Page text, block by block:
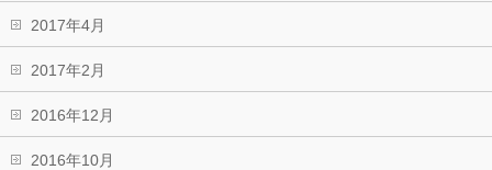
2017年4月
2017年2月
2016年12月
2016年10月